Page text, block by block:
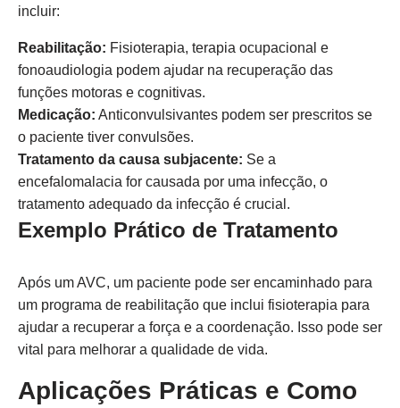
incluir:
Reabilitação: Fisioterapia, terapia ocupacional e
fonoaudiologia podem ajudar na recuperação das
funções motoras e cognitivas.
Medicação: Anticonvulsivantes podem ser prescritos se
o paciente tiver convulsões.
Tratamento da causa subjacente: Se a
encefalomalacia for causada por uma infecção, o
tratamento adequado da infecção é crucial.
Exemplo Prático de Tratamento
Após um AVC, um paciente pode ser encaminhado para
um programa de reabilitação que inclui fisioterapia para
ajudar a recuperar a força e a coordenação. Isso pode ser
vital para melhorar a qualidade de vida.
Aplicações Práticas e Como